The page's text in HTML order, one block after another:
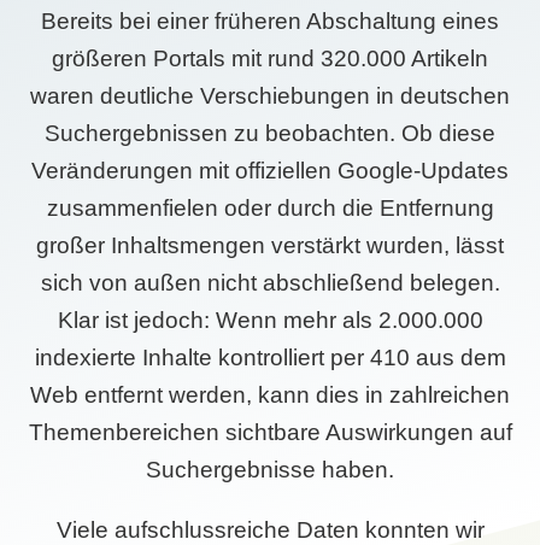
Bereits bei einer früheren Abschaltung eines
größeren Portals mit rund 320.000 Artikeln
waren deutliche Verschiebungen in deutschen
Suchergebnissen zu beobachten. Ob diese
Veränderungen mit offiziellen Google-Updates
zusammenfielen oder durch die Entfernung
großer Inhaltsmengen verstärkt wurden, lässt
sich von außen nicht abschließend belegen.
Klar ist jedoch: Wenn mehr als 2.000.000
indexierte Inhalte kontrolliert per 410 aus dem
Web entfernt werden, kann dies in zahlreichen
Themenbereichen sichtbare Auswirkungen auf
Suchergebnisse haben.
Viele aufschlussreiche Daten konnten wir